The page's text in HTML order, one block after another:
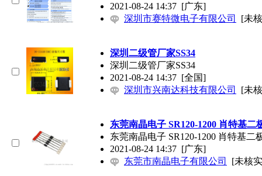
2021-08-24 14:37 [广东]
深圳市赛特微电子有限公司
[未
深圳二级管厂家SS34
深圳二级管厂家SS34
2021-08-24 14:37 [全国]
深圳市兴南达科技有限公司
[未
东莞南晶电子 SR120-1200 肖特基二
东莞南晶电子 SR120-1200 肖特基二
2021-08-24 14:37 [广东]
东莞市南晶电子有限公司
[未核